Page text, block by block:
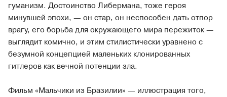
гуманизм. Достоинство Либермана, тоже героя
минувшей эпохи, — он стар, он неспособен дать отпор
врагу, его борьба для окружающего мира пережиток —
выглядит комично, и этим стилистически уравнено с
безумной концепцией маленьких клонированных
гитлеров как вечной потенции зла.
Фильм «Мальчики из Бразилии» — иллюстрация того,